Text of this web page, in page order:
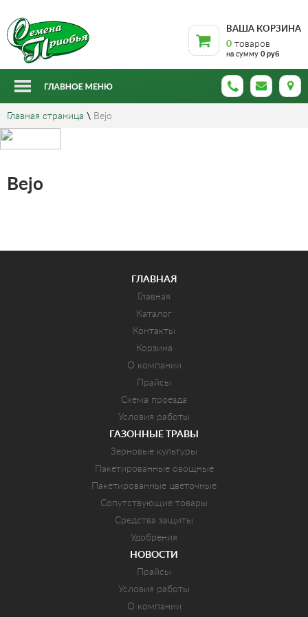
ВАША КОРЗИНА
0 товаров
на сумму 0 руб
Главная страница \ Bejo
Bejo
ГЛАВНАЯ
Главная
Каталог
Контакты
Корзина
О компании
Прайсы
Схема проезда
Условия работы
ГАЗОННЫЕ ТРАВЫ
Зерновые культуры
Пакетированные овощные
Пакетированные цветочные
Сопутствующие товары
Средства защиты
Удобрения
НОВОСТИ
Прайсы
Условия работы
О компании